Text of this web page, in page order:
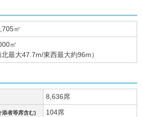
㎡
㎡
北最大47.7m/東西最大約96m）
8,636席
添者等席含む)
104席